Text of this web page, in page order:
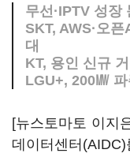
무선·IPTV 성장
SKT, AWS·오
대
KT, 용인 신규
LGU+, 200㎿
[뉴스토마토 이지
데이터센터